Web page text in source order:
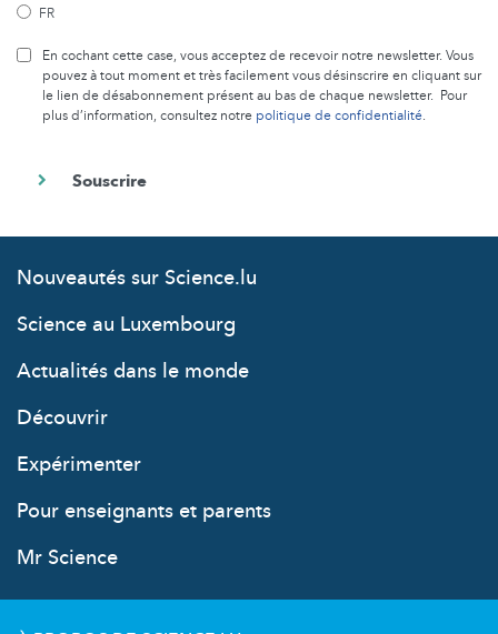
FR
En cochant cette case, vous acceptez de recevoir notre newsletter. Vous
pouvez à tout moment et très facilement vous désinscrire en cliquant sur
le lien de désabonnement présent au bas de chaque newsletter. Pour
plus d’information, consultez notre politique de confidentialité.
Nouveautés sur Science.lu
Science au Luxembourg
Actualités dans le monde
Découvrir
Expérimenter
Pour enseignants et parents
Mr Science